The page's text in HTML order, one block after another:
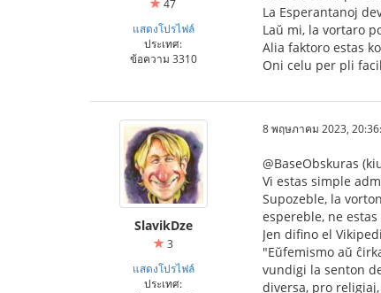
47
แสดงโปรไฟล์
ประเทศ:
ข้อความ 3310
La Esperantanoj
Laŭ mi, la vortaro
Alia faktoro estas
Oni celu per pli
SlavikDze
3
แสดงโปรไฟล์
ประเทศ:
8 พฤษภาคม 2023,
@BaseObskuras
Vi estas simple
Supozeble, la
espereble, ne
Jen difino el
"Eŭfemismo aŭ
vundigi la senton
diversa, pro